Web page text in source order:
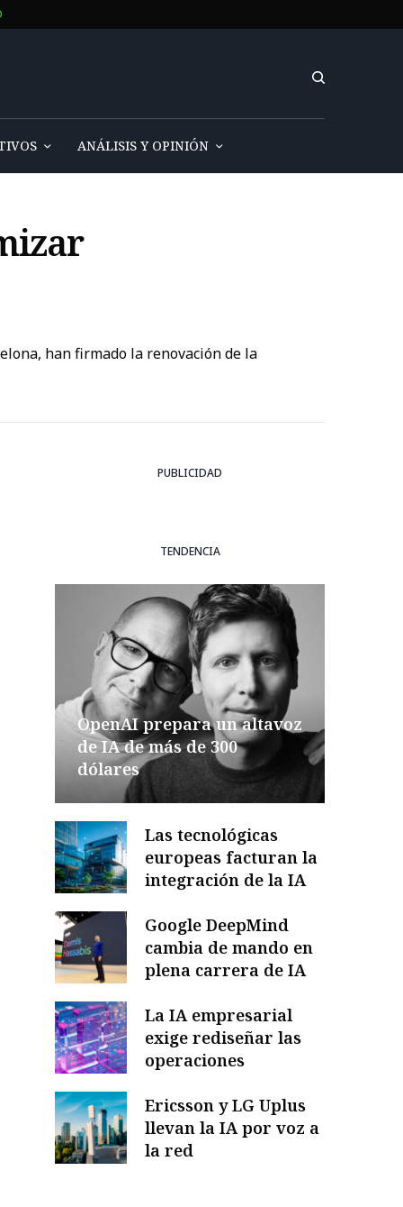
ANÁLISIS Y OPINIÓN
han firmado la renovación de la
PUBLICIDAD
TENDENCIA
OpenAI prepara un altavoz
de IA de más de 300
dólares
Las tecnológicas
europeas facturan la
integración de la IA
Google DeepMind
cambia de mando en
plena carrera de IA
La IA empresarial
exige rediseñar las
operaciones
Ericsson y LG Uplus
llevan la IA por voz a
la red